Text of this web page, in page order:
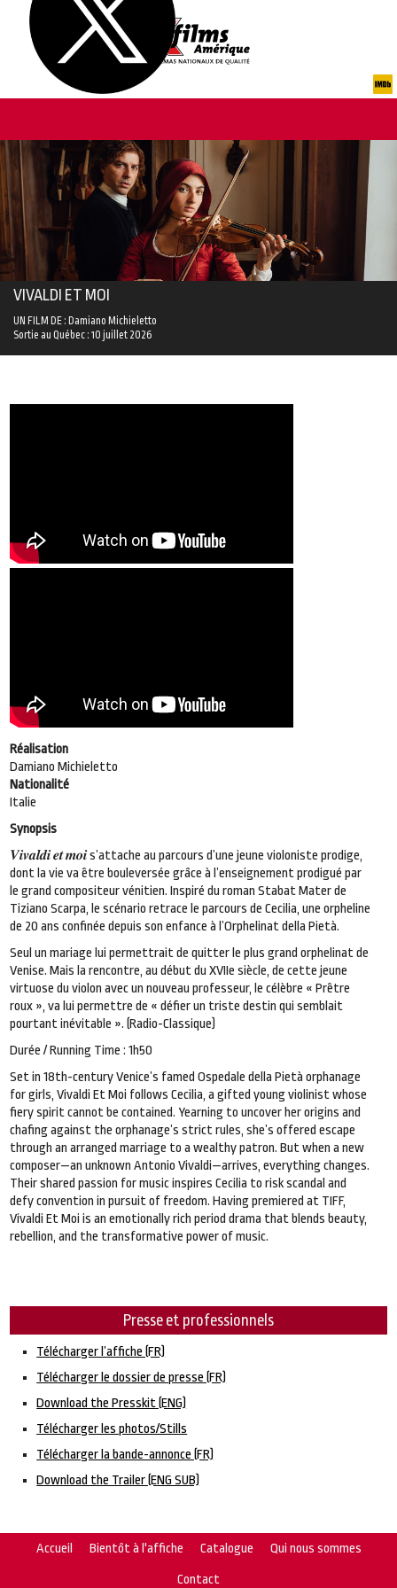
VIVALDI ET MOI
UN FILM DE : Damiano Michieletto
Sortie au Québec : 10 juillet 2026
Réalisation
Damiano Michieletto
Nationalité
Italie
Synopsis
𝑽𝒊𝒗𝒂𝒍𝒅𝒊 𝒆𝒕 𝒎𝒐𝒊 s’attache au parcours d’une jeune violoniste prodige,
dont la vie va être bouleversée grâce à l’enseignement prodigué par
le grand compositeur vénitien. Inspiré du roman Stabat Mater de
Tiziano Scarpa, le scénario retrace le parcours de Cecilia, une orpheline
de 20 ans confinée depuis son enfance à l’Orphelinat della Pietà.
Seul un mariage lui permettrait de quitter le plus grand orphelinat de
Venise. Mais la rencontre, au début du XVIIe siècle, de cette jeune
virtuose du violon avec un nouveau professeur, le célèbre « Prêtre
roux », va lui permettre de « défier un triste destin qui semblait
pourtant inévitable ». (Radio-Classique)
Durée / Running Time : 1h50
Set in 18th-century Venice’s famed Ospedale della Pietà orphanage
for girls, Vivaldi Et Moi follows Cecilia, a gifted young violinist whose
fiery spirit cannot be contained. Yearning to uncover her origins and
chafing against the orphanage’s strict rules, she’s offered escape
through an arranged marriage to a wealthy patron. But when a new
composer—an unknown Antonio Vivaldi—arrives, everything changes.
Their shared passion for music inspires Cecilia to risk scandal and
defy convention in pursuit of freedom. Having premiered at TIFF,
Vivaldi Et Moi is an emotionally rich period drama that blends beauty,
rebellion, and the transformative power of music.
Presse et professionnels
Télécharger l’affiche (FR)
Télécharger le dossier de presse (FR)
Download the Presskit (ENG)
Télécharger les photos/Stills
Télécharger la bande-annonce (FR)
Download the Trailer (ENG SUB)
Accueil Bientôt à l'affiche Catalogue Qui nous sommes
Contact